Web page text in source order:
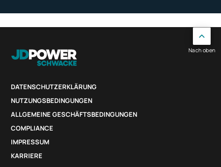
DATENSCHUTZERKLÄRUNG
NUTZUNGSBEDINGUNGEN
ALLGEMEINE GESCHÄFTSBEDINGUNGEN
COMPLIANCE
IMPRESSUM
KARRIERE
Nach oben